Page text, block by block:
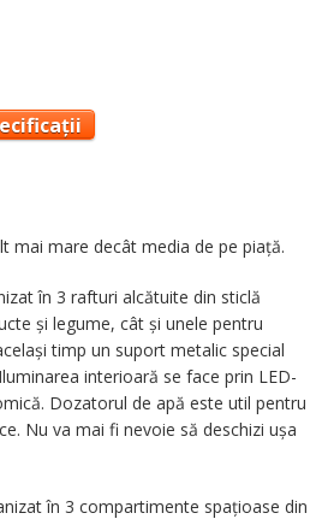
mai mare decât media de pe piață.
în 3 rafturi alcătuite din sticlă
și legume, cât și unele pentru
timp un suport metalic special
interioară se face prin LED-
Dozatorul de apă este util pentru
Nu va mai fi nevoie să deschizi ușa
în 3 compartimente spațioase din